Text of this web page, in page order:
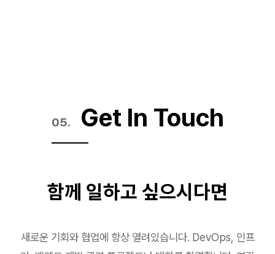
Get In Touch
함께 일하고 싶으시다면
새로운 기회와 협업에 항상 열려있습니다. DevOps, 인프